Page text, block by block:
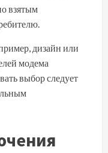
взятым
дизайн или
модема
выбор следует